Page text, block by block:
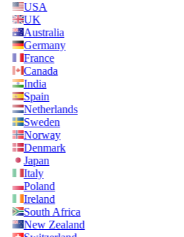
USA
UK
Australia
Germany
France
Canada
India
Spain
Netherlands
Sweden
Norway
Denmark
Japan
Italy
Poland
Ireland
South Africa
New Zealand